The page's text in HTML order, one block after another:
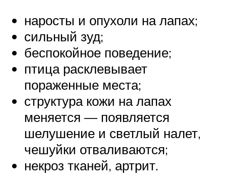
наросты и опухоли на лапах;
сильный зуд;
беспокойное поведение;
птица расклевывает
пораженные места;
структура кожи на лапах
меняется — появляется
шелушение и светлый налет,
чешуйки отваливаются;
некроз тканей, артрит.